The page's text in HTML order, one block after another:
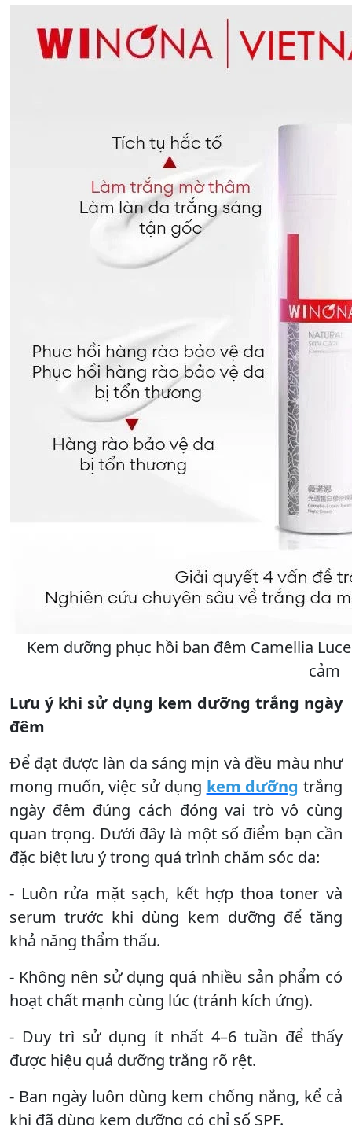
Kem dưỡng phục hồi ban đêm Camellia
cảm
Lưu ý khi sử dụng kem dưỡng trắng ngày
đêm
Để đạt được làn da sáng mịn và đều màu như
mong muốn, việc sử dụng kem dưỡng trắng
ngày đêm đúng cách đóng vai trò vô cùng
quan trọng. Dưới đây là một số điểm bạn cần
đặc biệt lưu ý trong quá trình chăm sóc da:
- Luôn rửa mặt sạch, kết hợp thoa toner và
serum trước khi dùng kem dưỡng để tăng
khả năng thẩm thấu.
- Không nên sử dụng quá nhiều sản phẩm có
hoạt chất mạnh cùng lúc (tránh kích ứng).
- Duy trì sử dụng ít nhất 4–6 tuần để thấy
được hiệu quả dưỡng trắng rõ rệt.
- Ban ngày luôn dùng kem chống nắng, kể cả
khi đã dùng kem dưỡng có chỉ số SPF.